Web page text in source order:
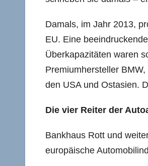
Damals, im Jahr 2013,
EU. Eine
Überkapazitäten waren
Premiumhersteller
den USA und Ostasien.
Die vier Reiter der
Bankhaus Rott und
europäische